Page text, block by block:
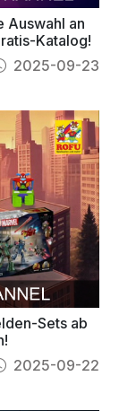
Auswahl an
Katalog!
2025-09-23
Sets ab
2025-09-22